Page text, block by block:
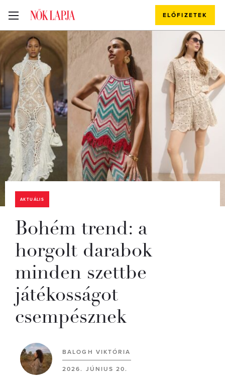
ELŐFIZETEK
AKTUÁLIS
Bohém trend: a
horgolt darabok
minden szettbe
játékosságot
csempésznek
BALOGH VIKTÓRIA
2026. JÚNIUS 20.